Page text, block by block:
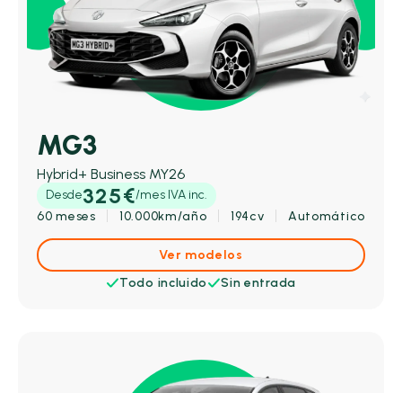
MG3
Hybrid+ Business MY26
Desde325€/mes IVA inc.
60 meses
10.000km/año 194cv Automático
Ver modelos
Todo incluido
Sin entrada